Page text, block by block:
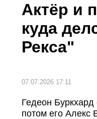
Актёр и
куда
Рекса"
07.07.2026 17:11
Гедеон
потом его Алекс